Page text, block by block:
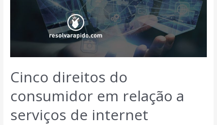
Cinco direitos do
consumidor em relação a
serviços de internet